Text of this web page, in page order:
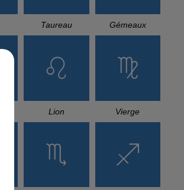
Taureau Gémeaux
Lion Vierge